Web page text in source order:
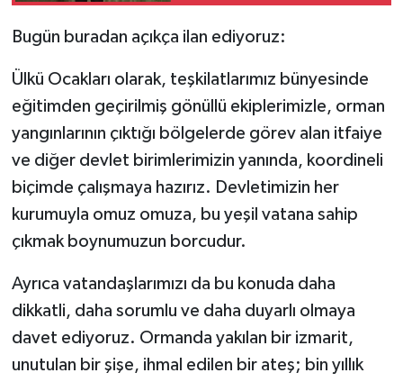
Bugün buradan açıkça ilan ediyoruz:
Ülkü Ocakları olarak, teşkilatlarımız bünyesinde
eğitimden geçirilmiş gönüllü ekiplerimizle, orman
yangınlarının çıktığı bölgelerde görev alan itfaiye
ve diğer devlet birimlerimizin yanında, koordineli
biçimde çalışmaya hazırız. Devletimizin her
kurumuyla omuz omuza, bu yeşil vatana sahip
çıkmak boynumuzun borcudur.
Ayrıca vatandaşlarımızı da bu konuda daha
dikkatli, daha sorumlu ve daha duyarlı olmaya
davet ediyoruz. Ormanda yakılan bir izmarit,
unutulan bir şişe, ihmal edilen bir ateş; bin yıllık